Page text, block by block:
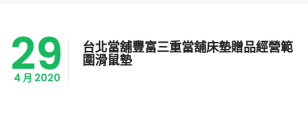
29
4 月 2020
台北當舖豐富三重當舖床墊贈品經營範
圍滑鼠墊